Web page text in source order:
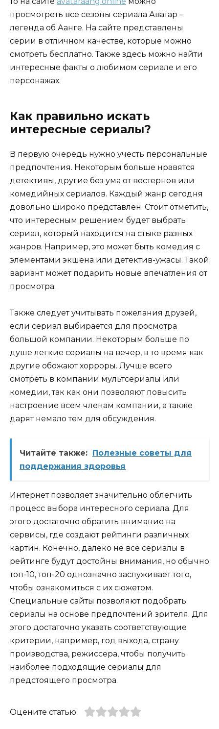
просмотреть все сезоны сериала Аватар –
легенда об Аанге. На сайте представлены
серии в отличном качестве, которые можно
смотреть бесплатно. Также здесь можно найти
интересные факты о любимом сериале и его
персонажах.
Как правильно искать
интересные сериалы?
В первую очередь нужно учесть персональные
предпочтения. Некоторым больше нравятся
детективы, другие без ума от вестернов или
комедийных сериалов. Каждый жанр сегодня
довольно широко представлен. Стоит отметить,
что интересным решением будет выбрать
сериал, который находится на стыке разных
жанров. Например, это может быть комедия с
элементами экшена или детектив-ужасы. Такой
вариант может подарить новые впечатления от
просмотра.
Также следует учитывать пожелания друзей,
если сериал выбирается для просмотра
большой компании. Некоторым больше по
душе легкие сериалы на вечер, в то время как
другие обожают хорроры. Лучше всего
смотреть в компании мультсериалы или
комедии, так как они позволяют повысить
настроение всем членам компании, а также
дарят немало тем для обсуждения.
Читайте также: Полезные советы для
поддержания здоровья
Интернет позволяет значительно облегчить
процесс выбора интересного сериала. Для
этого достаточно обратить внимание на
сервисы, где создают рейтинги различных
картин. Конечно, далеко не все сериалы в
рейтинге будут достойны внимания, но обычно
топ-10, топ-20 однозначно заслуживает того,
чтобы ознакомиться с их сюжетом.
Специальные сайты позволяют подобрать
сериалы на основе предпочтений зрителя. Для
этого достаточно указать соответствующие
критерии, например, год выхода, страну
производства, режиссера, чтобы получить
наиболее подходящие сериалы для
предстоящего просмотра.
Оцените статью